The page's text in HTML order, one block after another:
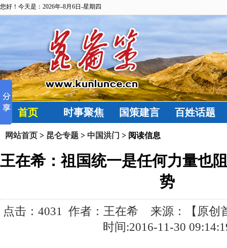
您好！今天是：2026年-8月6日-星期四
首页 时事聚焦 国策建言 百姓话题
网站首页 > 昆仑专题 > 中国洪门 > 阅读信息
王在希：祖国统一是任何力量也
势
点击： 4031 作者：王在希 来源：【原创
时间:2016-11-30